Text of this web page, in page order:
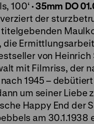
100‘·35mm DO
der
die
von Heinrich
mit Filmriss, der
1945 –
um seiner Liebe
Happy End der
am 30.1.1938